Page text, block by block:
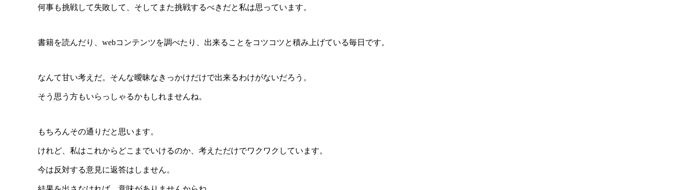
何事も挑戦して失敗して、そしてまた挑戦するべきだと私は思っています。
書籍を読んだり、webコンテンツを調べたり、出来ることをコツコツと積み上げている毎日です。
なんて甘い考えだ。そんな曖昧なきっかけだけで出来るわけがないだろう。
そう思う方もいらっしゃるかもしれませんね。
もちろんその通りだと思います。
けれど、私はこれからどこまでいけるのか、考えただけでワクワクしています。
今は反対する意見に返答はしません。